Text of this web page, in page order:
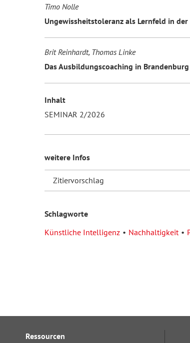
Timo Nolle
Ungewissheitstoleranz als Lernfeld in
Brit Reinhardt, Thomas Linke
Das Ausbildungscoaching in Brandenburg
Inhalt
SEMINAR 2/2026
weitere Infos
Zitiervorschlag
Schlagworte
Künstliche Intelligenz
Nachhaltigkeit
Ressourcen